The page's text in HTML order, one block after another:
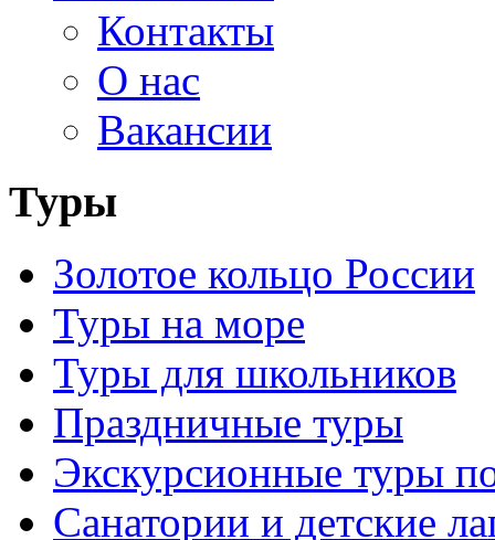
Контакты
О нас
Вакансии
Туры
Золотое кольцо России
Туры на море
Туры для школьников
Праздничные туры
Экскурсионные туры
Санатории и детские